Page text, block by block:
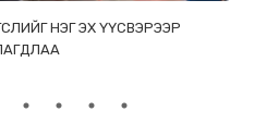
НЭГ ЭХ ҮҮСВЭРЭЭР